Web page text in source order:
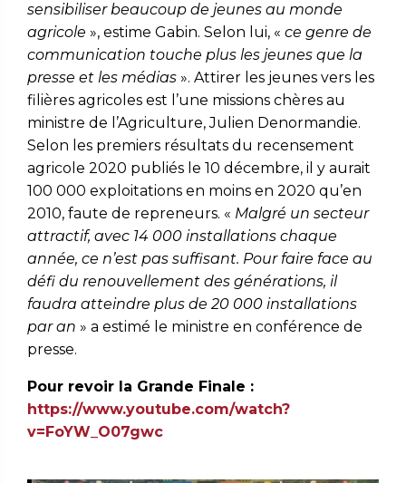
sensibiliser beaucoup de jeunes au monde
agricole », estime Gabin. Selon lui, « ce genre de
communication touche plus les jeunes que la
presse et les médias ». Attirer les jeunes vers les
filières agricoles est l’une missions chères au
ministre de l’Agriculture, Julien Denormandie.
Selon les premiers résultats du recensement
agricole 2020 publiés le 10 décembre, il y aurait
100 000 exploitations en moins en 2020 qu’en
2010, faute de repreneurs. « Malgré un secteur
attractif, avec 14 000 installations chaque
année, ce n’est pas suffisant. Pour faire face au
défi du renouvellement des générations, il
faudra atteindre plus de 20 000 installations
par an » a estimé le ministre en conférence de
presse.
Pour revoir la Grande Finale :
https://www.youtube.com/watch?
v=FoYW_O07gwc